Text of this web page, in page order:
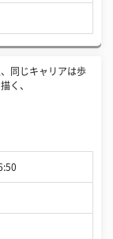
、同じキャリアは歩
く、